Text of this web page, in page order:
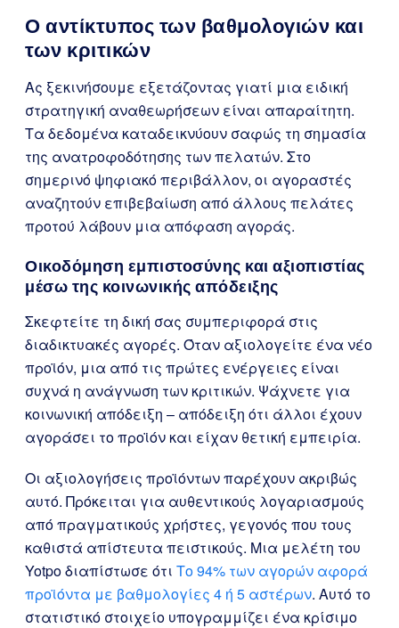
Ο αντίκτυπος των βαθμολογιών και
των κριτικών
Ας ξεκινήσουμε εξετάζοντας γιατί μια ειδική
στρατηγική αναθεωρήσεων είναι απαραίτητη.
Τα δεδομένα καταδεικνύουν σαφώς τη σημασία
της ανατροφοδότησης των πελατών. Στο
σημερινό ψηφιακό περιβάλλον, οι αγοραστές
αναζητούν επιβεβαίωση από άλλους πελάτες
προτού λάβουν μια απόφαση αγοράς.
Οικοδόμηση εμπιστοσύνης και αξιοπιστίας
μέσω της κοινωνικής απόδειξης
Σκεφτείτε τη δική σας συμπεριφορά στις
διαδικτυακές αγορές. Όταν αξιολογείτε ένα νέο
προϊόν, μια από τις πρώτες ενέργειες είναι
συχνά η ανάγνωση των κριτικών. Ψάχνετε για
κοινωνική απόδειξη – απόδειξη ότι άλλοι έχουν
αγοράσει το προϊόν και είχαν θετική εμπειρία.
Οι αξιολογήσεις προϊόντων παρέχουν ακριβώς
αυτό. Πρόκειται για αυθεντικούς λογαριασμούς
από πραγματικούς χρήστες, γεγονός που τους
καθιστά απίστευτα πειστικούς. Μια μελέτη του
Yotpo διαπίστωσε ότι Το 94% των αγορών αφορά
προϊόντα με βαθμολογίες 4 ή 5 αστέρων. Αυτό το
στατιστικό στοιχείο υπογραμμίζει ένα κρίσιμο